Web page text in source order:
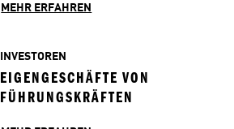
MEHR ERFAHREN
INVESTOREN
EIGENGESCHÄFTE VON
FÜHRUNGSKRÄFTEN